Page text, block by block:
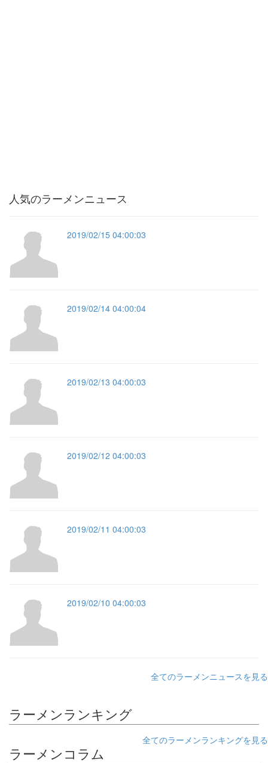
人気のラーメンニュース
2019/02/15 04:00:03
2019/02/14 04:00:04
2019/02/13 04:00:03
2019/02/12 04:00:03
2019/02/11 04:00:03
2019/02/10 04:00:03
全てのラーメンニュースを見る
ラーメンランキング
全てのラーメンランキングを見る
ラーメンコラム